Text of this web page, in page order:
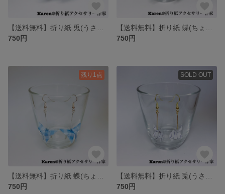
750円
750円
残り1点
750円
SOLD OUT
750円